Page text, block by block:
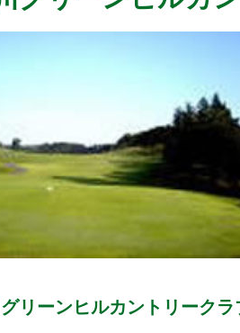
リーンヒルカントリーク